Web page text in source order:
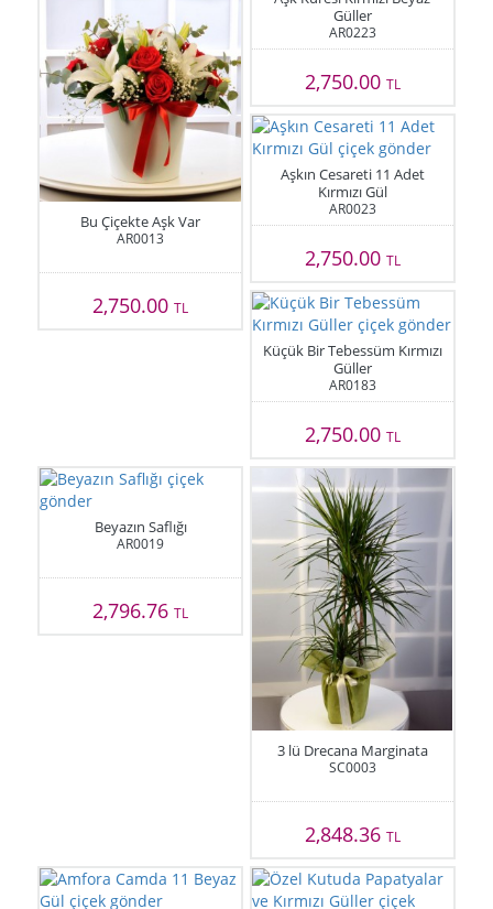
Bu Çiçekte Aşk Var
AR0013
2,750.00TL
Güller
AR0223
2,750.00 TL
Aşkın Cesareti 11 Adet
Kırmızı Gül
AR0023
2,750.00 TL
Küçük Bir Tebessüm Kırmızı
Güller
AR0183
2,750.00 TL
Beyazın Saflığı
AR0019
2,796.76TL
3 lü Drecana Marginata
SC0003
2,848.36 TL